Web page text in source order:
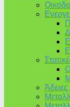
Άδειες